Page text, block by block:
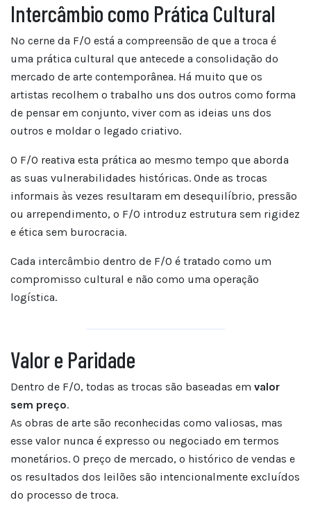
Intercâmbio como Prática Cultural
No cerne da F/O está a compreensão de que a troca é
uma prática cultural que antecede a consolidação do
mercado de arte contemporânea. Há muito que os
artistas recolhem o trabalho uns dos outros como forma
de pensar em conjunto, viver com as ideias uns dos
outros e moldar o legado criativo.
O F/O reativa esta prática ao mesmo tempo que aborda
as suas vulnerabilidades históricas. Onde as trocas
informais às vezes resultaram em desequilíbrio, pressão
ou arrependimento, o F/O introduz estrutura sem rigidez
e ética sem burocracia.
Cada intercâmbio dentro de F/O é tratado como um
compromisso cultural e não como uma operação
logística.
Valor e Paridade
Dentro de F/O, todas as trocas são baseadas em valor
sem preço.
As obras de arte são reconhecidas como valiosas, mas
esse valor nunca é expresso ou negociado em termos
monetários. O preço de mercado, o histórico de vendas e
os resultados dos leilões são intencionalmente excluídos
do processo de troca.